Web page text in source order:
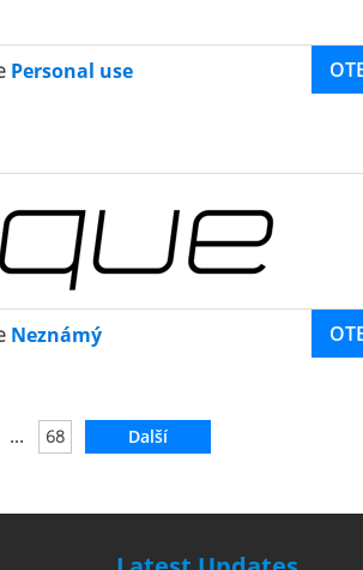
Personal use
Neznámý
... 68 Další